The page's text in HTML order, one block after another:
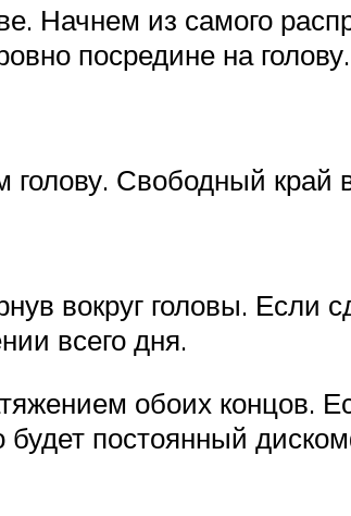
Начнем из самого
посредине на
Свободный край
вокруг головы. Если
всего дня.
обоих концов.
будет постоянный